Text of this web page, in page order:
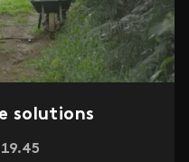
solutions